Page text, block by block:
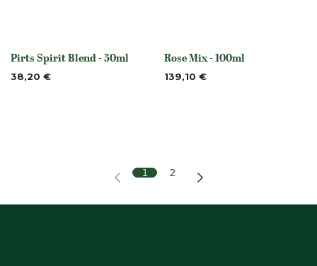
Niet op voorraad
Pirts Spirit Blend - 50ml
38,20 € None
Rose Mix - 100ml
139,10 €
1 2